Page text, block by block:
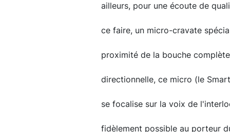
ailleurs, pour une écoute de
ce faire, un micro-cravate
proximité de la bouche
directionnelle, ce micro (le
se focalise sur la voix de
fidèlement possible au porteur